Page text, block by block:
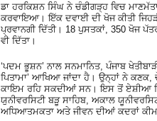
ਡਾ ਹਰਕਿਸ਼ਨ ਸਿੰਘ ਨੇ ਚੰਡੀਗੜ੍ਹ ਵਿਚ
ਕਰਵਾਇਆ। ਇੱਕ ਦਵਾਈ ਦੀ ਖੋਜ ਕੀਤੀ
ਪ੍ਰਵਾਨਗੀ ਦਿੱਤੀ। 18 ਪੁਸਤਕਾਂ, 350 ਖੋਜ
ਵੀ ਦਿੱਤਾ।
‘ਪਦਮ ਭੂਸ਼ਨ’ ਨਾਲ ਸਨਮਾਨਿਤ, ਪੰਜਾਬ
ਪਿਤਾਮਾ’ ਆਖਿਆ ਜਾਂਦਾ ਹੈ। ਉਨ੍ਹਾਂ ਨੇ
ਕਾਇਮ ਰਹਿ ਸਕਦੀਆਂ ਸਨ। ਇਸ ਤੋਂ ਏਸ਼ੀਆ
ਯੁਨੀਵਰਸਿਟੀ ਬੜੂ ਸਾਹਿਬ, ਅਕਾਲ
ਅਧਿਆਤਮਕਤਾ ਅਤੇ ਜੀਵਨ ਦੀਆਂ ਕਦਰਾਂ